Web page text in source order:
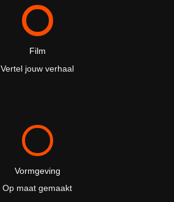
Film
Vertel jouw verhaal
Vormgeving
Op maat gemaakt